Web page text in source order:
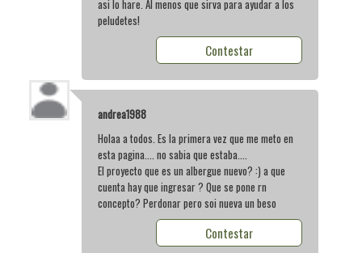
asi lo hare. Al menos que sirva para ayudar a los
peludetes!
Contestar
andrea1988
Holaa a todos. Es la primera vez que me meto en
esta pagina.... no sabia que estaba....
El proyecto que es un albergue nuevo? :) a que
cuenta hay que ingresar ? Que se pone rn
concepto? Perdonar pero soi nueva un beso
Contestar